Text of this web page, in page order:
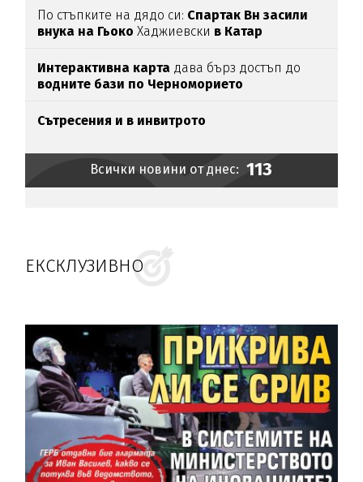
По стъпките на дядо си: Спартак Вн засили
внука на Гьоко Хаджиевски в Катар
Интерактивна карта дава бърз достъп до
водните бази по Черноморието
Сътресения и в инвитрото
Всички новини от днес: 113
ЕКСКЛУЗИВНО